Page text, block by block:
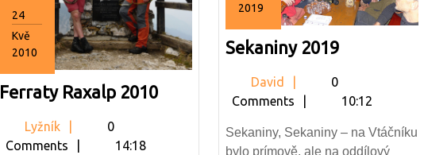
24
Kvě
2010
24.5.2010
Ferraty Raxalp 2010Ferraty
Lyžník Lyžník
0
Comments
14:18
2019
12.6.2019
Sekaniny 2019Sekaniny
David David
0
Comments
10:12
Sekaniny, Sekaniny – na Vtáčníku
bylo prímově, ale na oddílový